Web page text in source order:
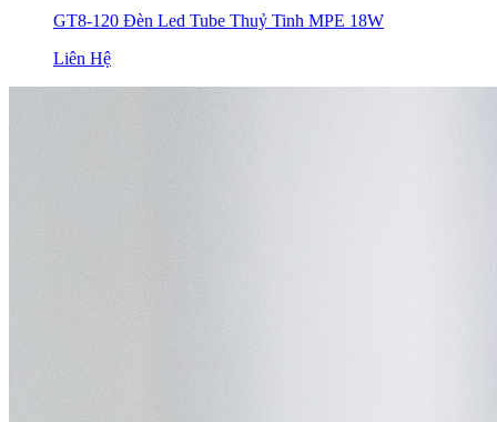
GT8-120 Đèn Led Tube Thuỷ Tinh MPE 18W
Liên Hệ